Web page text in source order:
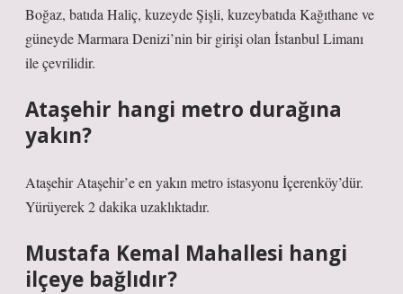
Boğaz, batıda Haliç, kuzeyde Şişli, kuzeybatıda Kağıthane ve
güneyde Marmara Denizi’nin bir girişi olan İstanbul Limanı
ile çevrilidir.
Ataşehir hangi metro durağına
yakın?
Ataşehir Ataşehir’e en yakın metro istasyonu İçerenköy’dür.
Yürüyerek 2 dakika uzaklıktadır.
Mustafa Kemal Mahallesi hangi
ilçeye bağlıdır?